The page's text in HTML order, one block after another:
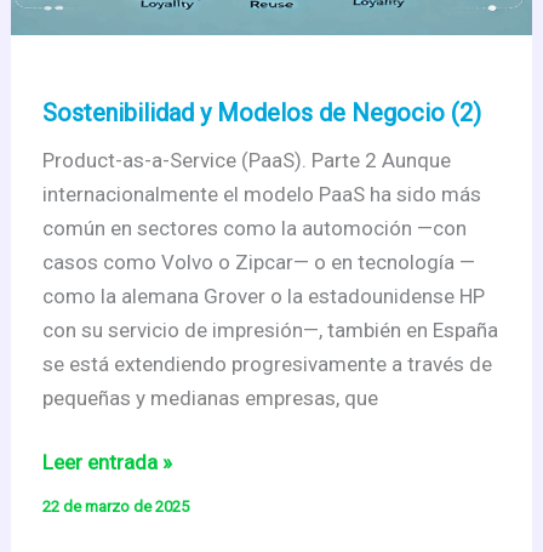
Sostenibilidad y Modelos de Negocio (2)
Product-as-a-Service (PaaS). Parte 2 Aunque
internacionalmente el modelo PaaS ha sido más
común en sectores como la automoción —con
casos como Volvo o Zipcar— o en tecnología —
como la alemana Grover o la estadounidense HP
con su servicio de impresión—, también en España
se está extendiendo progresivamente a través de
pequeñas y medianas empresas, que
Sostenibilidad
y
Leer entrada »
22 de marzo de 2025